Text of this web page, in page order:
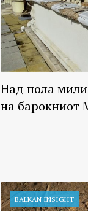
Над пола
на барокниот
BALKAN INSIGHT